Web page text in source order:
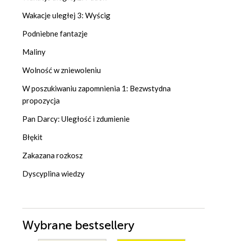
Wakacje uległej 3: Wyścig
Podniebne fantazje
Maliny
Wolność w zniewoleniu
W poszukiwaniu zapomnienia 1: Bezwstydna
propozycja
Pan Darcy: Uległość i zdumienie
Błękit
Zakazana rozkosz
Dyscyplina wiedzy
Wybrane bestsellery